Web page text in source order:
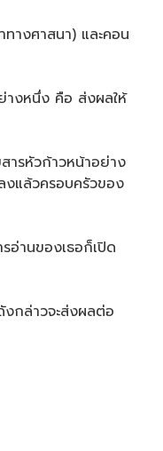
างศาสนา) และคอน
างหนึ่ง คือ ส่งผลให้
ารหัวก้าวหน้าอย่าง
แล้วครอบครัวของ
อ่านของเธอก็เปิด
กล่าวจะส่งผลต่อ